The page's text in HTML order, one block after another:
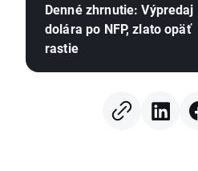
Denné zhrnutie: Výpredaj
dolára po NFP, zlato opäť
rastie